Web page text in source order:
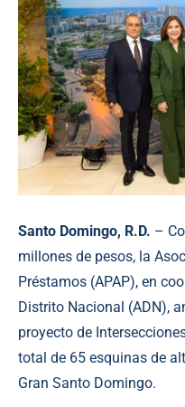
Santo Domingo, R.D. –
millones de pesos, la
Préstamos (APAP), en
Distrito Nacional (ADN),
proyecto de
total de 65 esquinas de
Gran Santo Domingo.